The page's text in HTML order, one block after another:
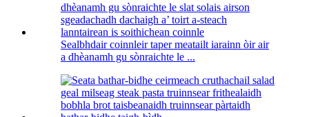
Sealbhdair coinnleir taper meatailt iarainn òir air
a dhèanamh gu sònraichte le ...